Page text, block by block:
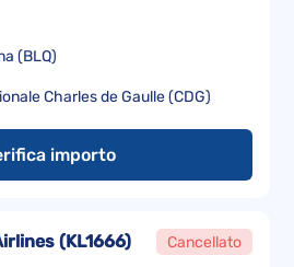
(BLQ)
Charles de Gaulle (CDG)
importo
(KL1666) Cancellato